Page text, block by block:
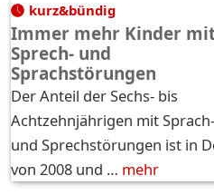
kurz&bündig
Immer mehr Kinder
Sprech- und
Sprachstörungen
Der Anteil der Sechs- bis
Achtzehnjährigen mit Sprach-
und Sprechstörungen ist in
von 2008 und … mehr